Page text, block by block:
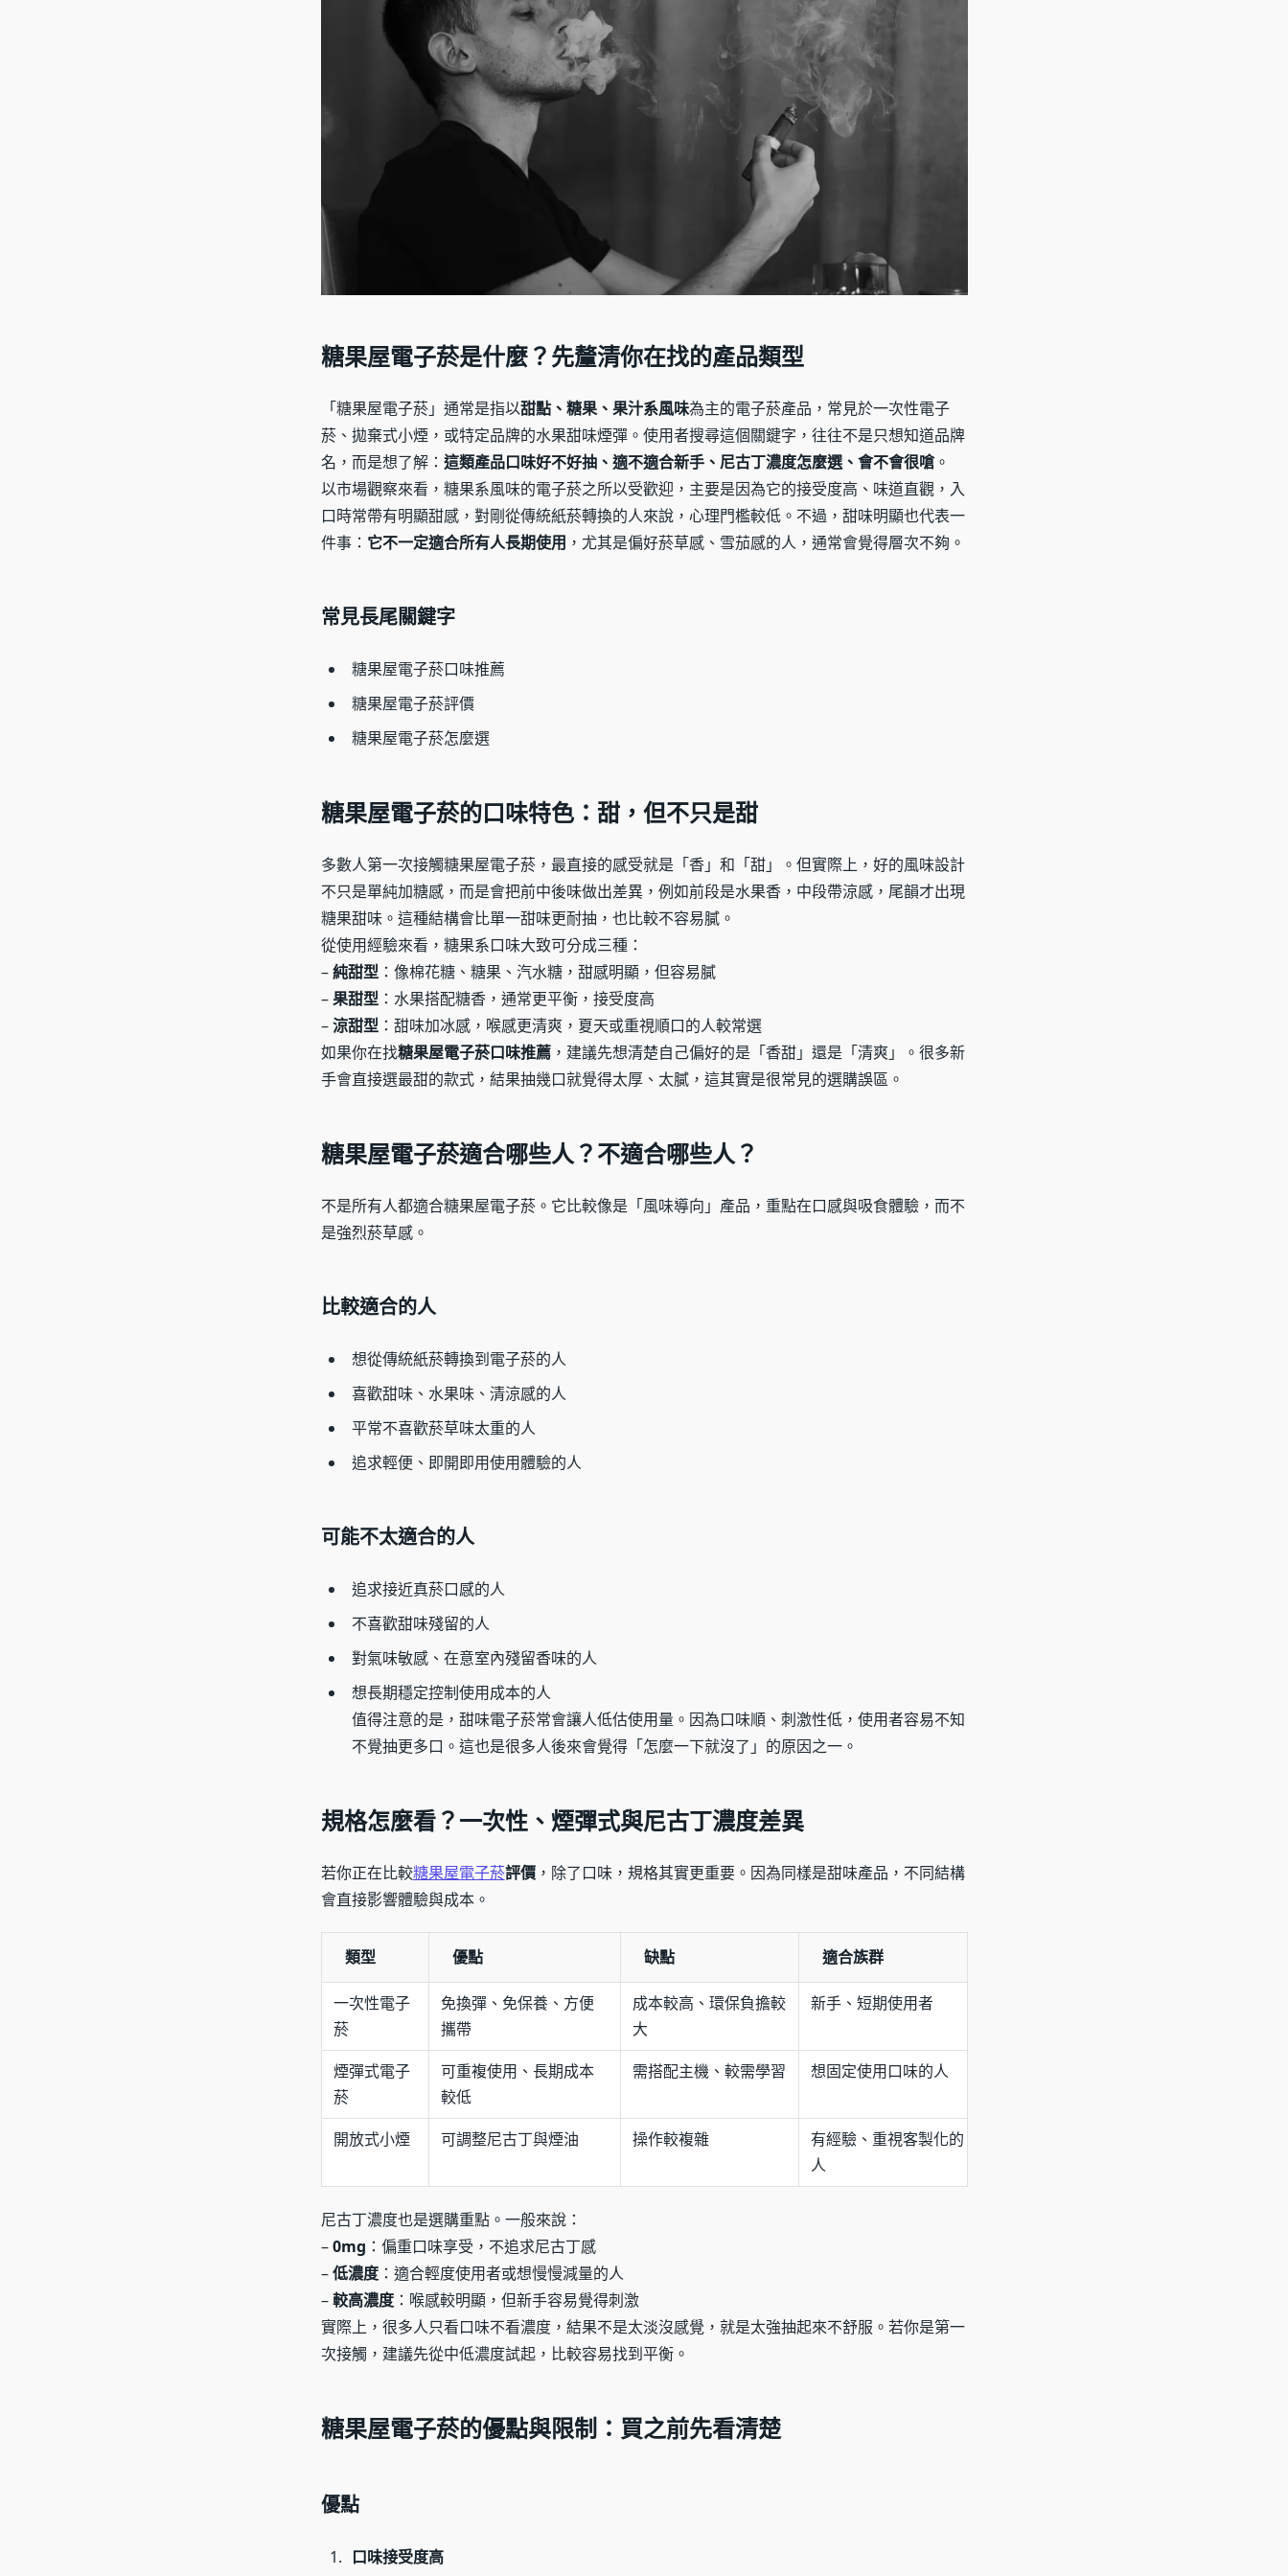
糖果屋電子菸是什麼？先釐清你在找的產品類型
「糖果屋電子菸」通常是指以甜點、糖果、果汁系風味為主的電子菸產品，常見於一次性電子
菸、拋棄式小煙，或特定品牌的水果甜味煙彈。使用者搜尋這個關鍵字，往往不是只想知道品牌
名，而是想了解： 這類產品口味好不好抽、適不適合新手、尼古丁濃度怎麼選、會不會很嗆。
以市場觀察來看，糖果系風味的電子菸之所以受歡迎，主要是因為它的接受度高、味道直觀，入
口時常帶有明顯甜感，對剛從傳統紙菸轉換的人來說，心理門檻較低。不過，甜味明顯也代表一
件事： 它不一定適合所有人長期使用 ，尤其是偏好菸草感、雪茄感的人，通常會覺得層次不夠。
常見長尾關鍵字
糖果屋電子菸口味推薦
糖果屋電子菸評價
糖果屋電子菸怎麼選
糖果屋電子菸的口味特色：甜，但不只是甜
多數人第一次接觸糖果屋電子菸，最直接的感受就是「香」和「甜」。但實際上，好的風味設計
不只是單純加糖感，而是會把前中後味做出差異，例如前段是水果香，中段帶涼感，尾韻才出現
糖果甜味。這種結構會比單一甜味更耐抽，也比較不容易膩。
從使用經驗來看，糖果系口味大致可分成三種：
–純甜型：像棉花糖、糖果、汽水糖，甜感明顯，但容易膩
–果甜型：水果搭配糖香，通常更平衡，接受度高
–涼甜型：甜味加冰感，喉感更清爽，夏天或重視順口的人較常選
如果你在找糖果屋電子菸口味推薦，建議先想清楚自己偏好的是「香甜」還是「清爽」。很多新
手會直接選最甜的款式，結果抽幾口就覺得太厚、太膩，這其實是很常見的選購誤區。
糖果屋電子菸適合哪些人？不適合哪些人？
不是所有人都適合糖果屋電子菸。它比較像是「風味導向」產品，重點在口感與吸食體驗，而不
是強烈菸草感。
比較適合的人
想從傳統紙菸轉換到電子菸的人
喜歡甜味、水果味、清涼感的人
平常不喜歡菸草味太重的人
追求輕便、即開即用使用體驗的人
可能不太適合的人
追求接近真菸口感的人
不喜歡甜味殘留的人
對氣味敏感、在意室內殘留香味的人
想長期穩定控制使用成本的人
值得注意的是，甜味電子菸常會讓人低估使用量。因為口味順、刺激性低，使用者容易不知
不覺抽更多口。這也是很多人後來會覺得「怎麼一下就沒了」的原因之一。
規格怎麼看？一次性、煙彈式與尼古丁濃度差異
若你正在比較糖果屋電子菸評價，除了口味，規格其實更重要。因為同樣是甜味產品，不同結構
會直接影響體驗與成本。
類型 優點 缺點 適合族群
一次性電子
菸
免換彈、免保養、方便
攜帶
成本較高、環保負擔較
大
新手、短期使用者
煙彈式電子
菸
可重複使用、長期成本
較低
需搭配主機、較需學習 想固定使用口味的人
開放式小煙 可調整尼古丁與煙油 操作較複雜
有經驗、重視客製化的
人
尼古丁濃度也是選購重點。一般來說：
–0mg ：偏重口味享受，不追求尼古丁感
–低濃度：適合輕度使用者或想慢慢減量的人
–較高濃度：喉感較明顯，但新手容易覺得刺激
實際上，很多人只看口味不看濃度，結果不是太淡沒感覺，就是太強抽起來不舒服。若你是第一
次接觸，建議先從中低濃度試起，比較容易找到平衡。
糖果屋電子菸的優點與限制：買之前先看清楚
優點
口味接受度高